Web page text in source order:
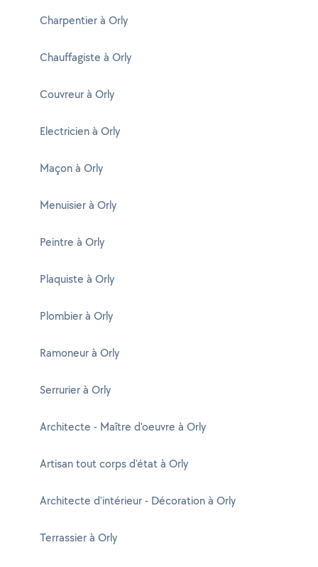
Charpentier à Orly
Chauffagiste à Orly
Couvreur à Orly
Electricien à Orly
Maçon à Orly
Menuisier à Orly
Peintre à Orly
Plaquiste à Orly
Plombier à Orly
Ramoneur à Orly
Serrurier à Orly
Architecte - Maître d'oeuvre à Orly
Artisan tout corps d'état à Orly
Architecte d'intérieur - Décoration à Orly
Terrassier à Orly